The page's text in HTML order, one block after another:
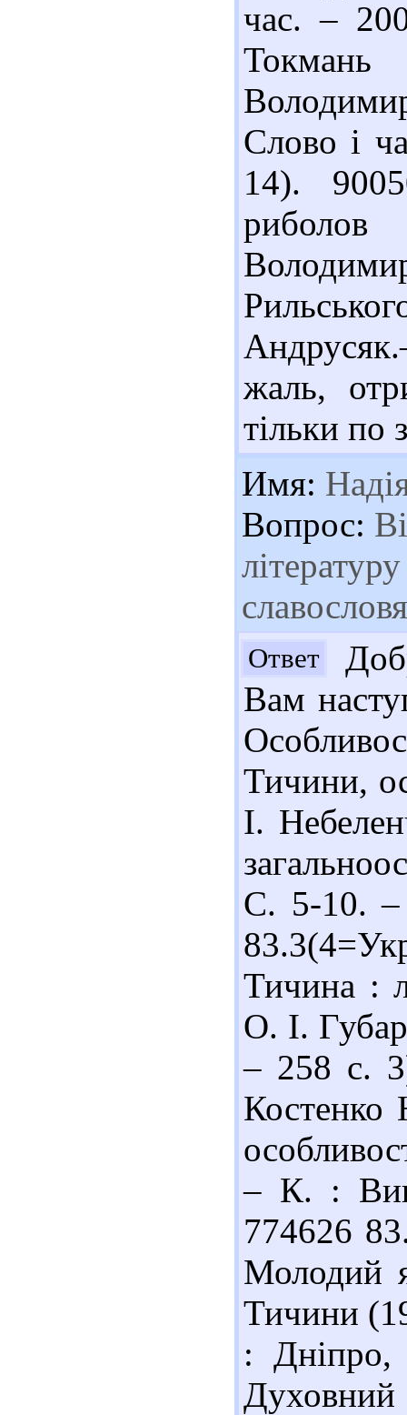
час. –
Токмань
Слово і
14).
жаль,
тільки по
Имя:
Вопрос:
Ответ
Вам
Тичини,
І.
С. 5-10. –
Тичина :
О. І.
– 258 с.
– К. :
774626
Молодий
Тичини
: